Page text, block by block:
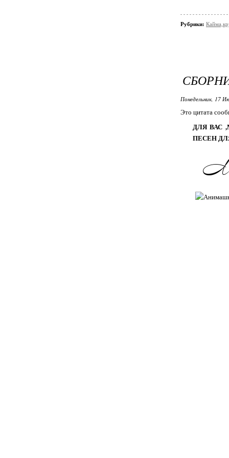
Рубрики:
Понедельник, 17
Это цитата
ДЛЯ ВАС
ПЕСЕН